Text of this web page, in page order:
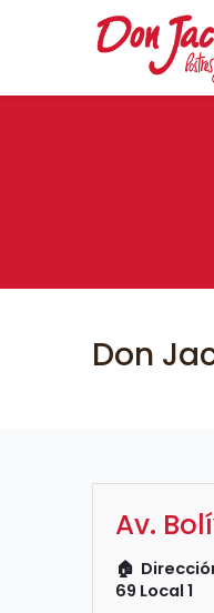
Don
Av.
🏠
69 Local 1